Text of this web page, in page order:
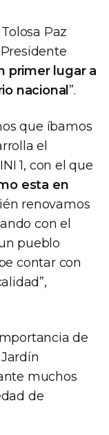
Paz
primer lugar a
nacional ”.
que íbamos
el
1, con el que
esta en
renovamos
con el
pueblo
contar con
de
muchos
de